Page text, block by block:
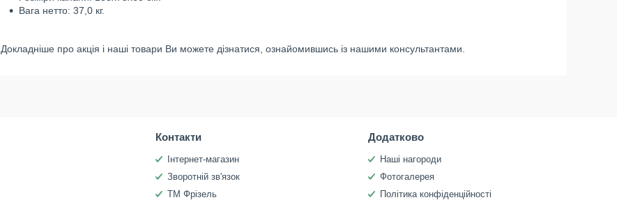
Вага нетто: 37,0 кг.
Докладніше про акція і наші товари Ви можете дізнатися, ознайомившись із нашими консультантами.
Контакти
Інтернет-магазин
Зворотній зв'язок
ТМ Фрізель
Додатково
Наші нагороди
Фотогалерея
Політика конфіденційності